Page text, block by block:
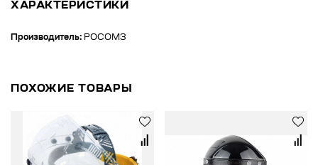
ХАРАКТЕРИСТИКИ
Производитель: РОСОМЗ
ПОХОЖИЕ ТОВАРЫ